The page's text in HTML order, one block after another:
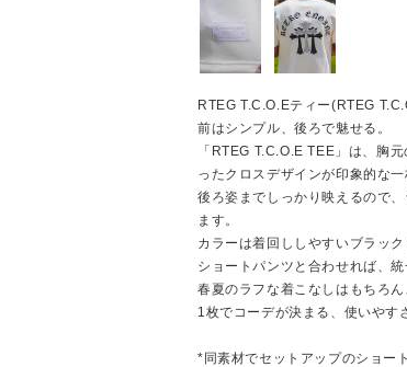
RTEG T.C.O.Eティー(RTEG
前はシンプル、後ろで魅せる。
「RTEG T.C.O.E TEE」は、胸
ったクロスデザインが印象的な一
後ろ姿までしっかり映えるので
ます。
カラーは着回ししやすいブラック
ショートパンツと合わせれば、
春夏のラフな着こなしはもちろ
1枚でコーデが決まる、使いやす
*同素材でセットアップのショー